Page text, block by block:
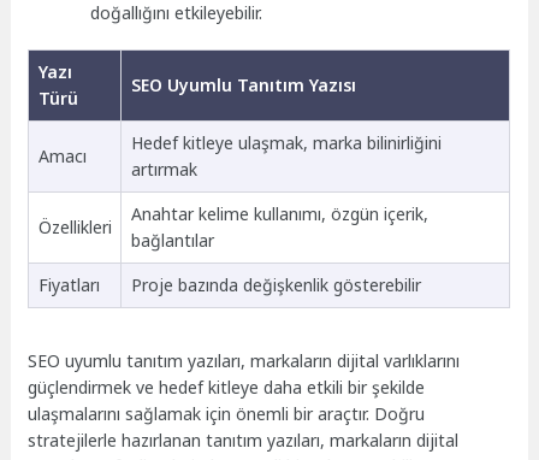
doğallığını etkileyebilir.
Yazı
Türü
SEO Uyumlu Tanıtım Yazısı
Amacı
Hedef kitleye ulaşmak, marka bilinirliğini
artırmak
Özellikleri
Anahtar kelime kullanımı, özgün içerik,
bağlantılar
Fiyatları
Proje bazında değişkenlik gösterebilir
SEO uyumlu tanıtım yazıları, markaların dijital varlıklarını
güçlendirmek ve hedef kitleye daha etkili bir şekilde
ulaşmalarını sağlamak için önemli bir araçtır. Doğru
stratejilerle hazırlanan tanıtım yazıları, markaların dijital